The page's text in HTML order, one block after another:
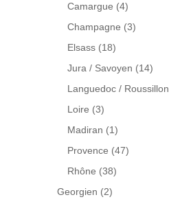
Camargue (4)
Champagne (3)
Elsass (18)
Jura / Savoyen (14)
Languedoc / Roussillon
Loire (3)
Madiran (1)
Provence (47)
Rhône (38)
Georgien (2)